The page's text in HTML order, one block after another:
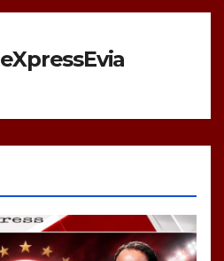
eXpressEvia